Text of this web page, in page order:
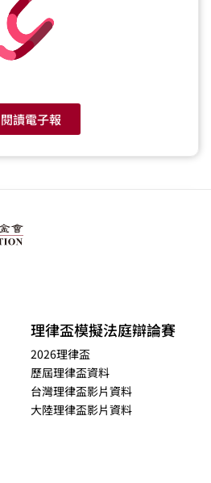
閱讀電子報
理律盃模擬法庭辯論賽
2026理律盃
歷屆理律盃資料
台灣理律盃影片資料
大陸理律盃影片資料